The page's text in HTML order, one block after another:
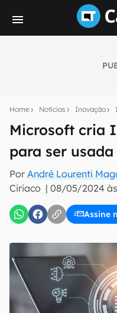
Home Notícias Inovação
Microsoft cria
para ser
Por André Lourenti
Ciriaco | 08/05/2024
Assine
notícias e reviews
E-mail
Uso e Política de